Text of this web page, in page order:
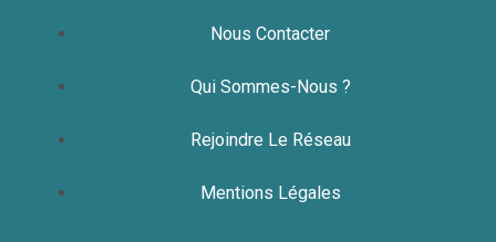
Nous Contacter
Qui Sommes-Nous ?
Rejoindre Le Réseau
Mentions Légales